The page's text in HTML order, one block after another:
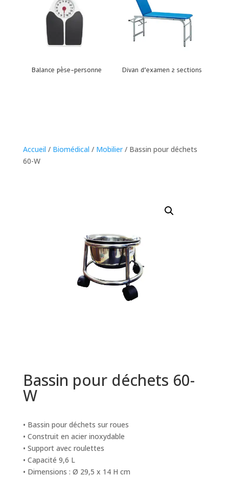
Balance pèse-personne Divan d’examen 2 sections
Accueil / Biomédical / Mobilier/ Bassin pour déchets
60-W
Bassin pour déchets 60-
W
• Bassin pour déchets sur roues
• Construit en acier inoxydable
• Support avec roulettes
• Capacité 9,6 L
• Dimensions : Ø 29,5 x 14 H cm